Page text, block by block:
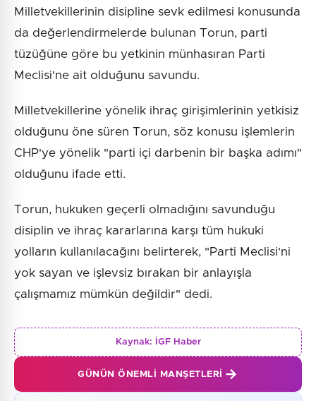
Milletvekillerinin disipline sevk edilmesi konusunda
da değerlendirmelerde bulunan Torun, parti
tüzüğüne göre bu yetkinin münhasıran Parti
Meclisi'ne ait olduğunu savundu.
Milletvekillerine yönelik ihraç girişimlerinin yetkisiz
olduğunu öne süren Torun, söz konusu işlemlerin
CHP'ye yönelik "parti içi darbenin bir başka adımı"
olduğunu ifade etti.
Torun, hukuken geçerli olmadığını savunduğu
disiplin ve ihraç kararlarına karşı tüm hukuki
yolların kullanılacağını belirterek, "Parti Meclisi'ni
yok sayan ve işlevsiz bırakan bir anlayışla
çalışmamız mümkün değildir" dedi.
Kaynak: İGF Haber
GÜNÜN ÖNEMLI MANŞETLERI